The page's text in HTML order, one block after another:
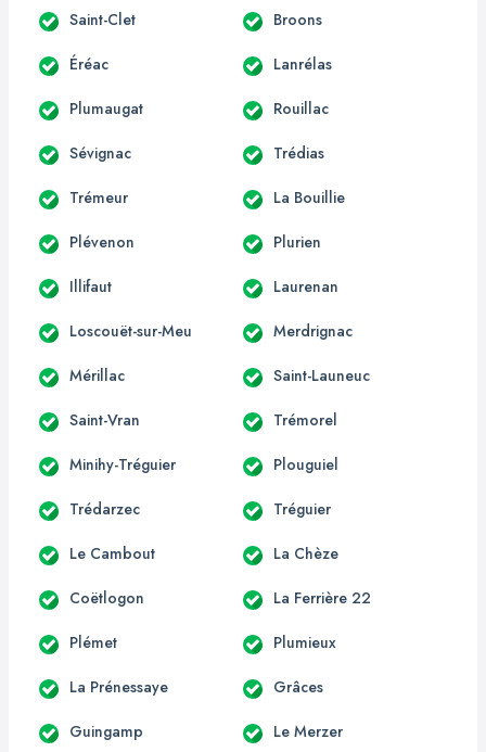
Saint-Clet Broons
Éréac Lanrélas
Plumaugat Rouillac
Sévignac Trédias
Trémeur La Bouillie
Plévenon Plurien
Illifaut Laurenan
Loscouët-sur-Meu Merdrignac
Mérillac Saint-Launeuc
Saint-Vran Trémorel
Minihy-Tréguier Plouguiel
Trédarzec Tréguier
Le Cambout La Chèze
Coëtlogon La Ferrière 22
Plémet Plumieux
La Prénessaye Grâces
Guingamp Le Merzer